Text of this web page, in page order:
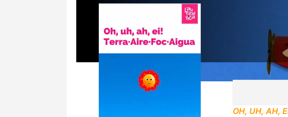
OH, UH, AH,